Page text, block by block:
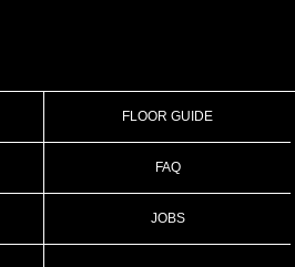
FLOOR GUIDE
FAQ
JOBS